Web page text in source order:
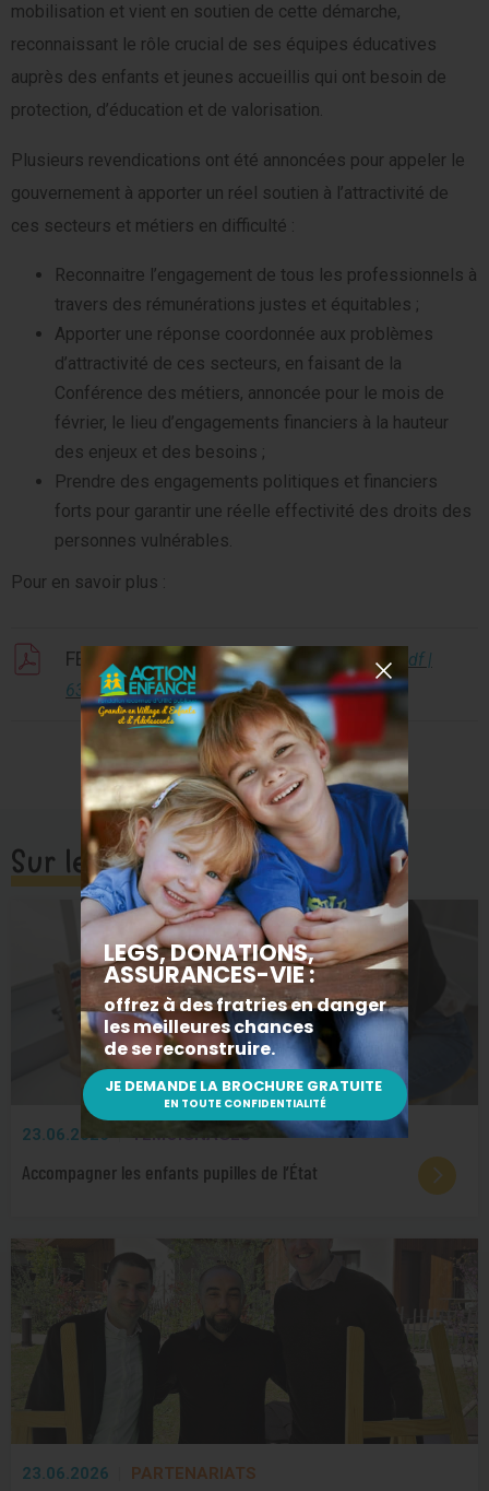
mobilisation et vient en soutien de cette démarche,
reconnaissant le rôle crucial de ses équipes éducatives
auprès des enfants et jeunes accueillis qui ont besoin de
protection, d’éducation et de valorisation.
Plusieurs revendications ont été annoncées pour appeler le
gouvernement à apporter un réel soutien à l’attractivité de
ces secteurs et métiers en difficulté :
Reconnaitre l’engagement de tous les professionnels à
travers des rémunérations justes et équitables ;
Apporter une réponse coordonnée aux problèmes
d’attractivité de ces secteurs, en faisant de la
Conférence des métiers, annoncée pour le mois de
février, le lieu d’engagements financiers à la hauteur
des enjeux et des besoins ;
Prendre des engagements politiques et financiers
forts pour garantir une réelle effectivité des droits des
personnes vulnérables.
Pour en savoir plus :
FEHAP CP Mobilisation du 25-01-2022
.pdf |
639.68 Kb
Sur le même sujet
23.06.2026 TÉMOIGNAGES
Accompagner les enfants pupilles de l’État
23.06.2026 PARTENARIATS